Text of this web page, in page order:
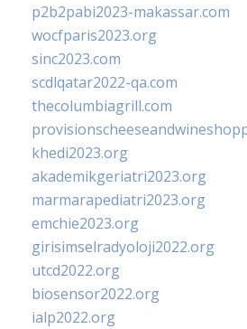
p2b2pabi2023-makassar.com
wocfparis2023.org
sinc2023.com
scdlqatar2022-qa.com
thecolumbiagrill.com
khedi2023.org
akademikgeriatri2023.org
marmarapediatri2023.org
emchie2023.org
girisimselradyoloji2022.org
utcd2022.org
biosensor2022.org
ialp2022.org